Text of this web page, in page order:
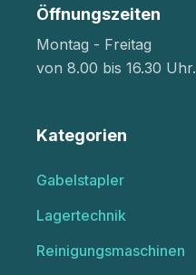
Öffnungszeiten
Montag - Freitag
von 8.00 bis 16.30 Uhr.
Kategorien
Gabelstapler
Lagertechnik
Reinigungsmaschinen